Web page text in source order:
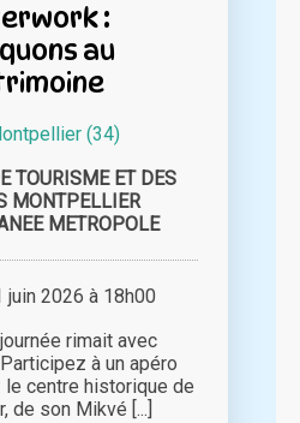
:
au
(34)
TOURISME ET DES
MONTPELLIER
METROPOLE
juin 2026 à 18h00
rimait avec
à un apéro
centre historique de
de son Mikvé [...]